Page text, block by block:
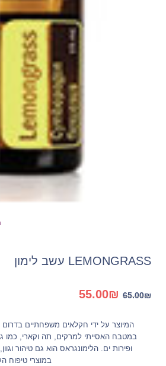
LEMONGRASS עשב לימון
65.00₪
המחיר
היה:
65.00₪.
55.00₪
הוא:
55.00₪.
המיוצר על ידי חקלאים משפחתיים
במטבח האסייתי למרקים, תה וקארי, כמו
ופירות ים. הלימונגראס הוא גם טיהור
במוצרי טיפוח